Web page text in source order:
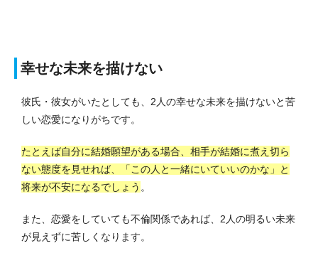
幸せな未来を描けない
彼氏・彼女がいたとしても、2人の幸せな未来を描けないと苦
しい恋愛になりがちです。
たとえば自分に結婚願望がある場合、相手が結婚に煮え切ら
ない態度を見せれば、「この人と一緒にいていいのかな」と
将来が不安になるでしょう 。
また、恋愛をしていても不倫関係であれば、2人の明るい未来
が見えずに苦しくなります。